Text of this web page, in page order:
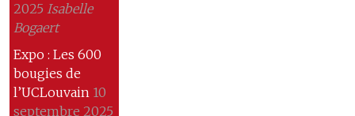
2025 Isabelle
Bogaert
Expo : Les 600
bougies de
l’UCLouvain 10
septembre 2025